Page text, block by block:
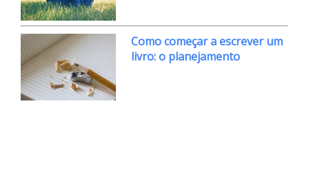
Como começar a escrever um
livro: o planejamento